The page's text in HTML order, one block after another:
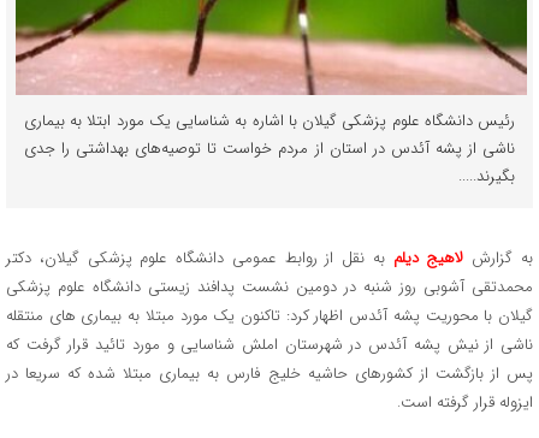
رئیس دانشگاه علوم پزشکی گیلان با اشاره به شناسایی یک مورد ابتلا به بیماری
ناشی از پشه آئدس در استان از مردم خواست تا توصیه‌های بهداشتی را جدی
بگیرند.....
به گزارش لاهیج دیلم به نقل از روابط عمومی دانشگاه علوم پزشکی گیلان، دکتر
محمدتقی آشوبی روز شنبه در دومین نشست پدافند زیستی دانشگاه علوم پزشکی
گیلان با محوریت پشه آئدس اظهار کرد: تاکنون یک مورد مبتلا به بیماری های منتقله
ناشی از نیش پشه آئدس در شهرستان املش شناسایی و مورد تائید قرار گرفت که
پس از بازگشت از کشورهای حاشیه خلیج فارس به بیماری مبتلا شده که سریعا در
ایزوله قرار گرفته است.